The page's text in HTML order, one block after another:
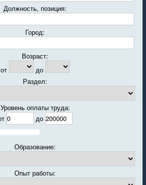
Должность, позиция:
Город:
Возраст:
от
до
Раздел:
Уровень оплаты труда:
до
Образование:
Опыт работы: